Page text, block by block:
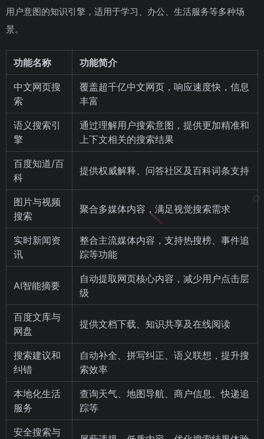
用户意图的知识引擎，适用于学习、办公、生活服务等多种场
景。
功能名称 功能简介
中文网页搜
索
覆盖超千亿中文网页，响应速度快，信息
丰富
语义搜索引
擎
通过理解用户搜索意图，提供更加精准和
上下文相关的搜索结果
百度知道/百
科
提供权威解释、问答社区及百科词条支持
图片与视频
搜索
聚合多媒体内容，满足视觉搜索需求
实时新闻资
讯
整合主流媒体内容，支持热搜榜、事件追
踪等功能
AI智能摘要
自动提取网页核心内容，减少用户点击层
级
百度文库与
网盘
提供文档下载、知识共享及在线阅读
搜索建议和
纠错
自动补全、拼写纠正、语义联想，提升搜
索效率
本地化生活
服务
查询天气、地图导航、商户信息、快递追
踪等
安全搜索与